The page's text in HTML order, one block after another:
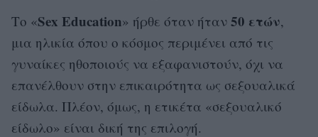
Το «Sex Education» ήρθε όταν ήταν 50 ετών,
μια ηλικία όπου ο κόσμος περιμένει από τις
γυναίκες ηθοποιούς να εξαφανιστούν, όχι να
επανέλθουν στην επικαιρότητα ως σεξουαλικά
είδωλα. Πλέον, όμως, η ετικέτα «σεξουαλικό
είδωλο» είναι δική της επιλογή.